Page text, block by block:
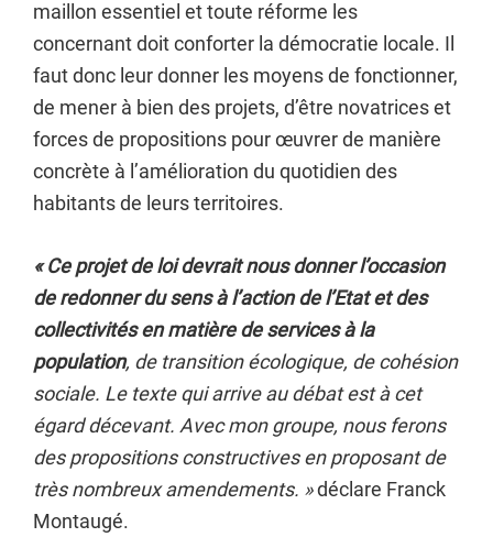
maillon essentiel et toute réforme les
concernant doit conforter la démocratie locale. Il
faut donc leur donner les moyens de fonctionner,
de mener à bien des projets, d’être novatrices et
forces de propositions pour œuvrer de manière
concrète à l’amélioration du quotidien des
habitants de leurs territoires.
« Ce projet de loi devrait nous donner l’occasion
de redonner du sens à l’action de l’Etat et des
collectivités en matière de services à la
population, de transition écologique, de cohésion
sociale. Le texte qui arrive au débat est à cet
égard décevant. Avec mon groupe, nous ferons
des propositions constructives en proposant de
très nombreux amendements. »déclare Franck
Montaugé.